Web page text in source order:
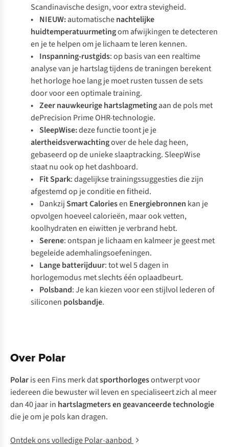
Scandinavische design, voor extra stevigheid.
• NIEUW:automatischenachtelijke
huidtemperatuurmetingom afwijkingen te detecteren
en je te helpen om je lichaam te leren kennen.
• Inspanning-rustgids: op basis van een realtime
analyse van je hartslag tijdens de traningen berekent
het horloge hoe lang je moet rusten tussen de sets
door voor een optimale training.
• Zeer nauwkeurige hartslagmetingaan de pols met
dePrecision Prime OHR-technologie.
• SleepWise:deze functie toont je je
alertheidsverwachtingover de hele dag heen,
gebaseerd op de unieke slaaptracking. SleepWise
staat nu ook op het dashboard.
• Fit Spark: dagelijkse trainingssuggesties die zijn
afgestemd op je conditie en fitheid.
• DankzijSmart Caloriesen Energiebronnen kan je
opvolgen hoeveel calorieën, maar ook vetten,
koolhydraten en eiwitten je verbrand hebt.
• Serene: ontspan je lichaam en kalmeer je geest met
begeleide ademhalingsoefeningen.
• Lange batterijduur: tot wel 5 dagen in
horlogemodus met slechts één oplaadbeurt.
• Polsband: Je kan kiezen voor een stijlvol lederen of
siliconen polsbandje.
Over Polar
Polaris een Fins merk datsporthorlogesontwerpt voor
iedereen die bewuster wil leven en specialiseert zich al meer
dan 40 jaar in hartslagmeters en geavanceerde technologie
die je om je pols kan dragen.
Ontdek ons volledige Polar-aanbod